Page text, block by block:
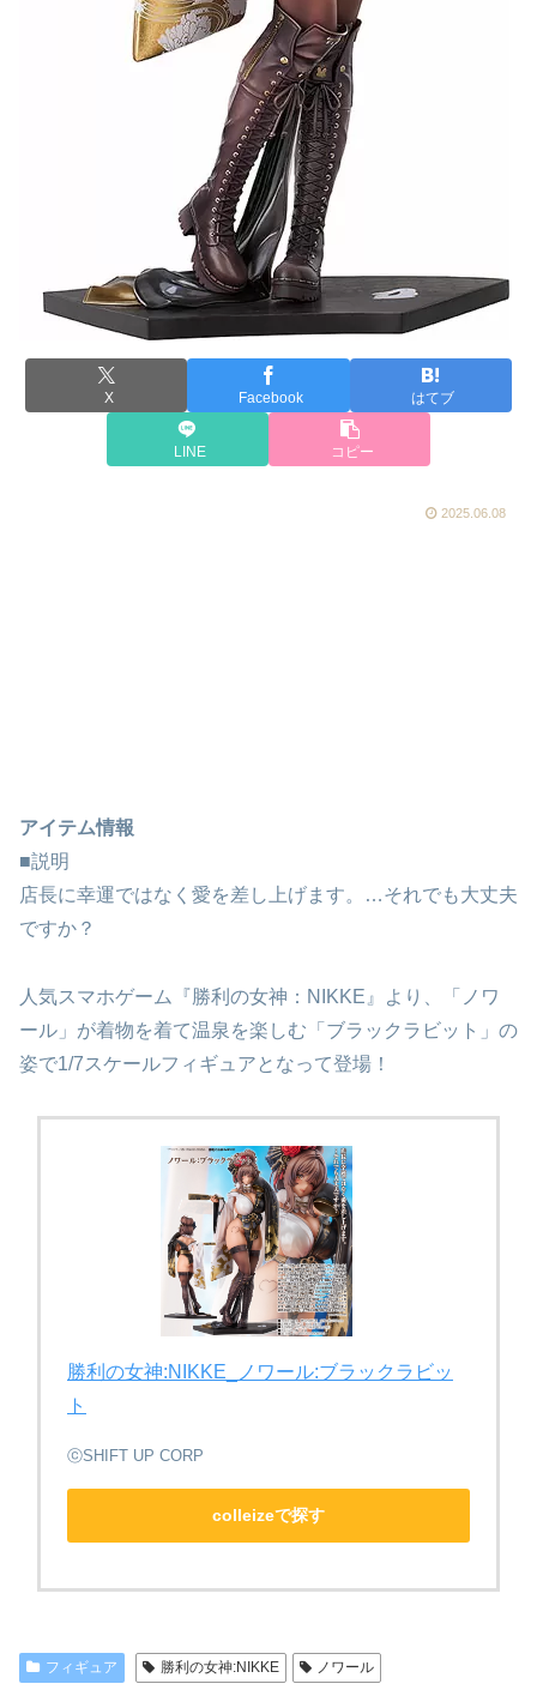
X Facebook はてブ
LINE コピー
2025.06.08
アイテム情報
■説明
店長に幸運ではなく愛を差し上げます。…それでも大丈夫
ですか？
人気スマホゲーム『勝利の女神：NIKKE』より、「ノワ
ール」が着物を着て温泉を楽しむ「ブラックラビット」の
姿で1/7スケールフィギュアとなって登場！
勝利の女神:NIKKE_ノワール:ブラックラビッ
ト
ⓒSHIFT UP CORP
colleizeで探す
フィギュア 勝利の女神:NIKKE ノワール